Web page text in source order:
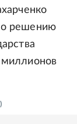
решению